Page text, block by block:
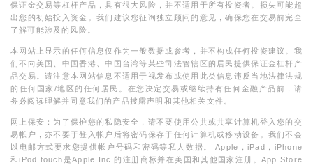
保证金交易等杠杆产品，具有很大风险，并不适用于所有投资者。损失可能超
出您的初始投入资金。我们建议您征询独立顾问的意见，确保您在交易前完全
了解可能涉及的风险。
本网站上显示的任何信息仅作为一般数据或参考，并不构成任何投资建议。我
们不向美国、中国香港、中国台湾等某些司法管辖区的居民提供保证金杠杆产
品交易。请注意本网站信息不适用于视发布或使用此类信息违反当地法律法规
的任何国家/地区的任何居民。在您决定交易或继续持有任何金融产品前，请
务必阅读理解并同意我们的产品披露声明和其他相关文件。
网上保安：为了保护您的私隐安全，请不要使用公共或共享计算机登入您的交
易帐户，亦不要于登入帐户后将密码保存于任何计算机或移动设备。我们不会
以电邮方式要求您提供帐户号码和密码等私人数据。 Apple，iPad，iPhone
和iPod touch是Apple Inc.的注册商标并在美国和其他国家注册。App Store